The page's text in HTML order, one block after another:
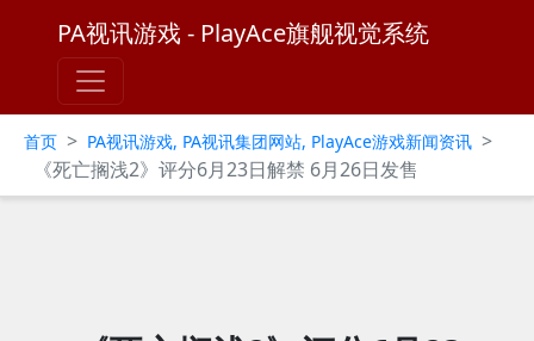
PA视讯游戏 - PlayAce旗舰视觉系统
首页 > PA视讯游戏, PA视讯集团网站, PlayAce游戏新闻资讯 >
《死亡搁浅2》评分6月23日解禁 6月26日发售